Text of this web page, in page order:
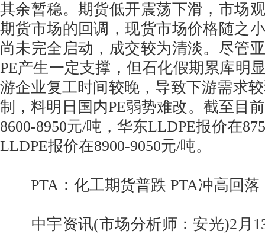
其余暂稳。期货低开震荡下滑，市场
期货市场的回调，现货市场价格随之
尚未完全启动，成交较为清淡。尽管
PE产生一定支撑，但石化假期累库明
游企业复工时间较晚，导致下游需求
制，料明日国内PE弱势难改。截至目
8600-8950元/吨，华东LLDPE报价在
LLDPE报价在8900-9050元/吨。
PTA：化工期货普跌 PTA冲高回落
中宇资讯(市场分析师：安光)2月